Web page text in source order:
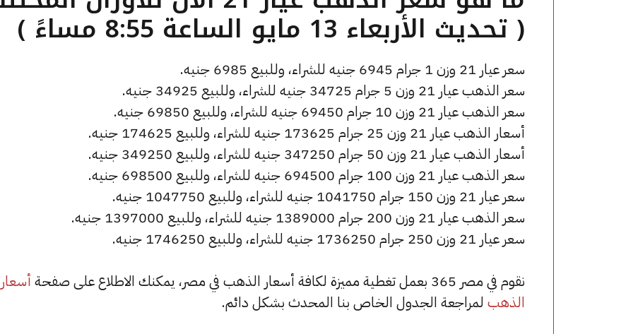
( تحديث الأربعاء 13 مايو الساعة 8:55 مساءً )
سعر عيار 21 وزن 1 جرام 6945 جنيه للشراء، وللبيع 6985 جنيه.
سعر الذهب عيار 21 وزن 5 جرام 34725 جنيه للشراء، وللبيع 34925 جنيه.
سعر الذهب عيار 21 وزن 10 جرام 69450 جنيه للشراء، وللبيع 69850 جنيه.
أسعار الذهب عيار 21 وزن 25 جرام 173625 جنيه للشراء، وللبيع 174625 جنيه.
أسعار الذهب عيار 21 وزن 50 جرام 347250 جنيه للشراء، وللبيع 349250 جنيه.
سعر الذهب عيار 21 وزن 100 جرام 694500 جنيه للشراء، وللبيع 698500 جنيه.
سعر عيار 21 وزن 150 جرام 1041750 جنيه للشراء، وللبيع 1047750 جنيه.
سعر الذهب عيار 21 وزن 200 جرام 1389000 جنيه للشراء، وللبيع 1397000 جنيه.
سعر عيار 21 وزن 250 جرام 1736250 جنيه للشراء، وللبيع 1746250 جنيه.
نقوم في مصر 365 بعمل تغطية مميزة لكافة أسعار الذهب في مصر، يمكنك الاطلاع على صفحة
أسعار
الذهب لمراجعة الجدول الخاص بنا المحدث بشكل دائم.